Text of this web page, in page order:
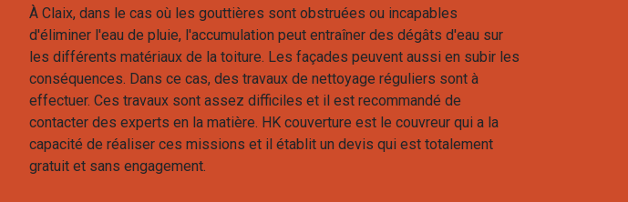
À Claix, dans le cas où les gouttières sont obstruées ou incapables
d'éliminer l'eau de pluie, l'accumulation peut entraîner des dégâts d'eau sur
les différents matériaux de la toiture. Les façades peuvent aussi en subir les
conséquences. Dans ce cas, des travaux de nettoyage réguliers sont à
effectuer. Ces travaux sont assez difficiles et il est recommandé de
contacter des experts en la matière. HK couverture est le couvreur qui a la
capacité de réaliser ces missions et il établit un devis qui est totalement
gratuit et sans engagement.